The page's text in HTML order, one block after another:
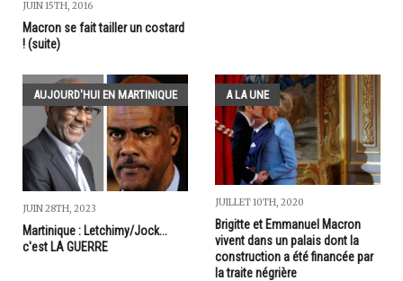
JUIN 15TH, 2016
Macron se fait tailler un costard
! (suite)
AUJOURD'HUI EN MARTINIQUE
JUIN 28TH, 2023
Martinique : Letchimy/Jock...
c'est LA GUERRE
A LA UNE
JUILLET 10TH, 2020
Brigitte et Emmanuel Macron
vivent dans un palais dont la
construction a été financée par
la traite négrière